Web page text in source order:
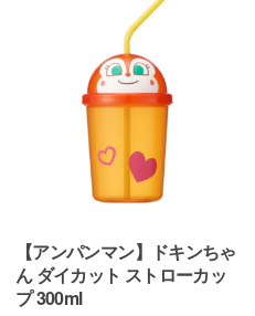
【アンパンマン】ドキンちゃ
ん ダイカット ストローカッ
プ 300ml